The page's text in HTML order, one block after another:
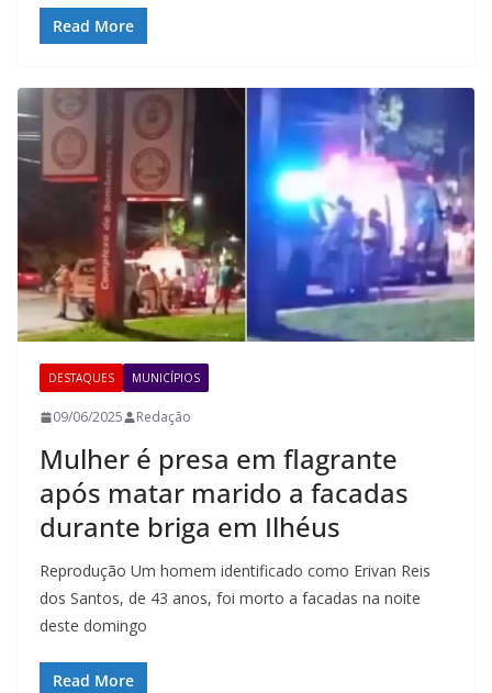
Read More
DESTAQUES MUNICÍPIOS
09/06/2025 Redação
Mulher é presa em flagrante
após matar marido a facadas
durante briga em Ilhéus
Reprodução Um homem identificado como Erivan Reis
dos Santos, de 43 anos, foi morto a facadas na noite
deste domingo
Read More